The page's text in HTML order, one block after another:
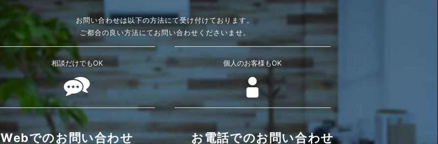
お問い合わせは以下の方法にて受け付けております。
ご都合の良い方法にてお問い合わせくださいませ。
相談だけでもOK 個人のお客様もOK
Webでのお問い合わせ お電話でのお問い合わせ